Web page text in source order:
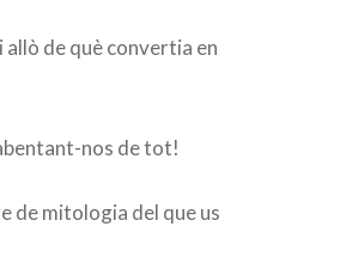
allò de què convertia en
nos de tot!
de mitologia del que us